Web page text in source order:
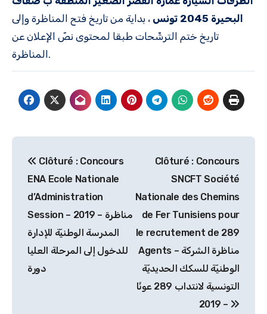
البحيرة 2045 تونس
، بداية من تاريخ فتح المناظرة وإلى
تاريخ ختم الترشّحات طبقا لمحتوى نصّ الإعلان عن
المناظرة.
de
l’article
Clôturé : Concours
ENA Ecole Nationale
d’Administration
Session – 2019 – مناظرة
المدرسة الوطنيّة للإدارة
للدخول إلى المرحلة العليا
دورة
Clôturé : Concours
SNCFT Société
Nationale des Chemins
de Fer Tunisiens pour
le recrutement de 289
Agents – مناظرة الشركة
الوطنيّة للسكك الحديديّة
التونسية لانتداب 289 عونًا